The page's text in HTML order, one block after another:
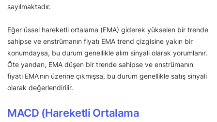
sayılmaktadır.
Eğer üssel hareketli ortalama (EMA) giderek yükselen bir trende
sahipse ve enstrümanın fiyatı EMA trend çizgisine yakın bir
konumdaysa, bu durum genellikle alım sinyali olarak yorumlanır.
Öte yandan, EMA düşen bir trende sahipse ve enstrümanın
fiyatı EMA’nın üzerine çıkmışsa, bu durum genellikle satış sinyali
olarak değerlendirilir.
MACD (Hareketli Ortalama